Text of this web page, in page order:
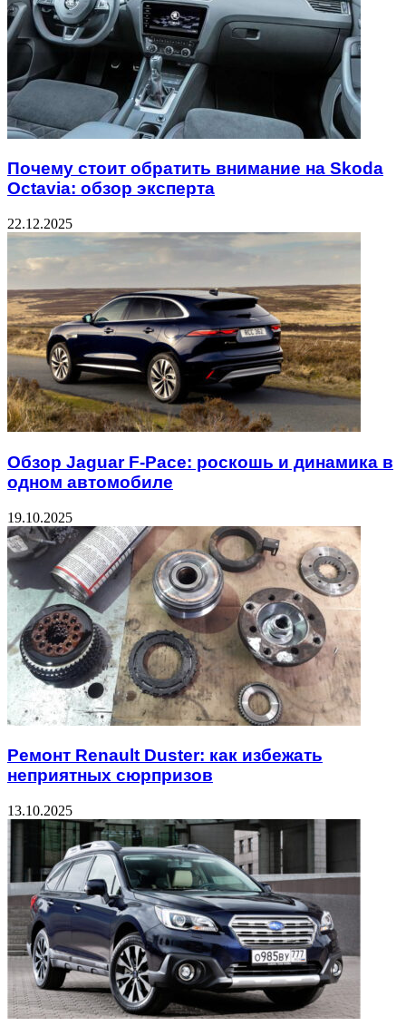
Почему стоит обратить внимание на Skoda
Octavia: обзор эксперта
22.12.2025
Обзор Jaguar F-Pace: роскошь и динамика в
одном автомобиле
19.10.2025
Ремонт Renault Duster: как избежать
неприятных сюрпризов
13.10.2025